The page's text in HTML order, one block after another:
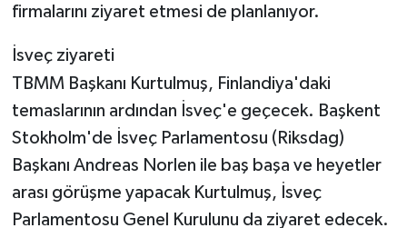
firmalarını ziyaret etmesi de planlanıyor.
İsveç ziyareti
TBMM Başkanı Kurtulmuş, Finlandiya'daki
temaslarının ardından İsveç'e geçecek. Başkent
Stokholm'de İsveç Parlamentosu (Riksdag)
Başkanı Andreas Norlen ile baş başa ve heyetler
arası görüşme yapacak Kurtulmuş, İsveç
Parlamentosu Genel Kurulunu da ziyaret edecek.